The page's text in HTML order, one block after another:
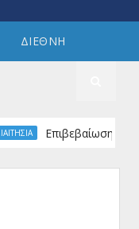
ΔΙΕΘΝΗ
Επιβεβαίωση